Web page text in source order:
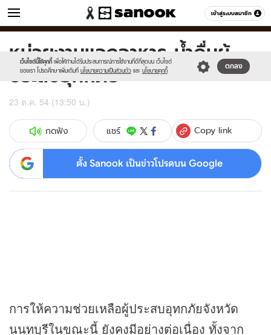
เข้าสู่ระบบสมาชิก
ข่าว หมวดอื่นๆ
เว็บไซต์นี้ใช้คุกกี้ เพื่อให้ท่านได้รับประสบการณ์การใช้งานที่ดีที่สุดบน เว็บไซต์
ของเรา โปรดศึกษาเพิ่มเติมที่ นโยบายความเป็นส่วนตัว และ นโยบายคุกกี้
ตกลง
Sanook
//s.isanook.com/sr/0/images/logo-
new-
sanook.png
600
60
หน่วยงานแจกอาหาร-น้ำดื่มผู้
ประสบอุทกภัย
23 ต.ค. 54 (13:50 น.)
กดฟัง แชร์ Copy link
ตั้ง Sanook เป็นข่าวโปรดบน Google
การให้ความช่วยเหลือผู้ประสบอุทกภัยจังหวัด
นนทบุรีในขณะนี้ ยังคงมีอย่างต่อเนื่อง ทั้งจาก